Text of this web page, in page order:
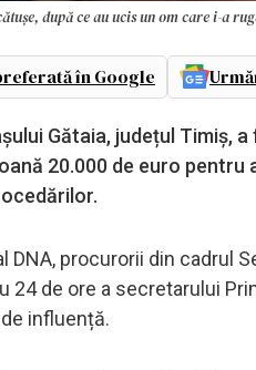
după ce au ucis un om care i-a
în Google
Gătaia, județul Timiș,
20.000 de euro
DNA, procurorii din cadrul
24 de ore a secretarului
influență.